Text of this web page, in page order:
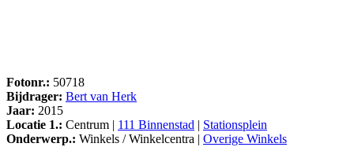
Fotonr.: 50718
Bijdrager: Bert van Herk
Jaar: 2015
Locatie 1.: Centrum | 111 Binnenstad | Stationsplein
Onderwerp.: Winkels / Winkelcentra | Overige Winkels